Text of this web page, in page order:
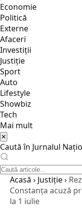
Economie
Politică
Externe
Afaceri
Investiții
Justiţie
Sport
Auto
Lifestyle
Showbiz
Tech
Mai mult
✕
Caută în Jurnalul
Acasă › Justiţie›
Constanța acuză
la 1 iulie